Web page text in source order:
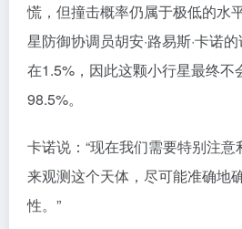
慌，但撞击概率仍属于极低的水
星防御协调员胡安·路易斯·卡诺
在1.5%，因此这颗小行星最终不
98.5%。
卡诺说：“现在我们需要特别注
来观测这个天体，尽可能准确地
性。”